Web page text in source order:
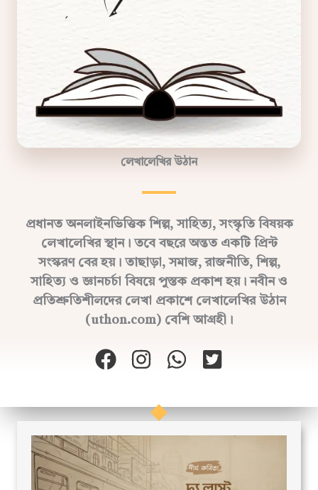
প্রধানত অনলাইনভিত্তিক শিল্প, সাহিত্য, সংস্কৃতি বিষয়ক
লেখালেখির স্থান। তবে বছরে অন্তত একটি প্রিন্ট
সংস্করণ বের হয়। তাছাড়া, সমাজ, রাজনীতি, শিল্প,
সাহিত্য ও জ্ঞানচর্চা বিষয়ে পুস্তক প্রকাশ হয়। নবীন ও
প্রতিশ্রুতিশীলদের লেখা প্রকাশে লেখালেখির উঠান
(uthon.com) বেশি আগ্রহী।
লেখালেখির উঠান